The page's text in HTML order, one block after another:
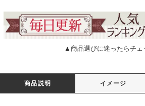
▲商品選びに迷ったらチ
商品説明 イメージ